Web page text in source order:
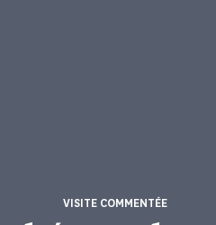
VISITE COMMENTÉE